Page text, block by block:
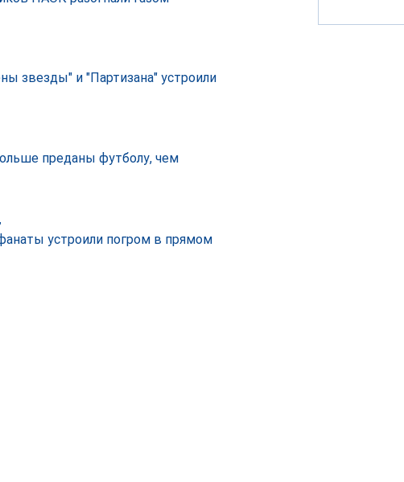
звезды" и "Партизана" устроили
преданы футболу, чем
устроили погром в прямом